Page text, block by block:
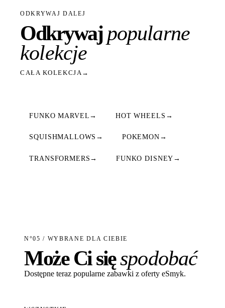
ODKRYWAJ DALEJ
Odkrywajpopularne
kolekcje
CAŁA KOLEKCJA→
FUNKO MARVEL → HOT WHEELS →
SQUISHMALLOWS → POKEMON →
TRANSFORMERS → FUNKO DISNEY →
N°05 / WYBRANE DLA CIEBIE
Może Ci sięspodobać
Dostępne teraz popularne zabawki z oferty eSmyk.